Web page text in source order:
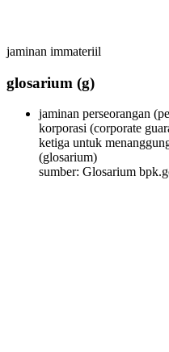
jaminan immateriil
glosarium (g)
jaminan perseorangan
korporasi (corporate
ketiga untuk
(glosarium)
sumber: Glosarium